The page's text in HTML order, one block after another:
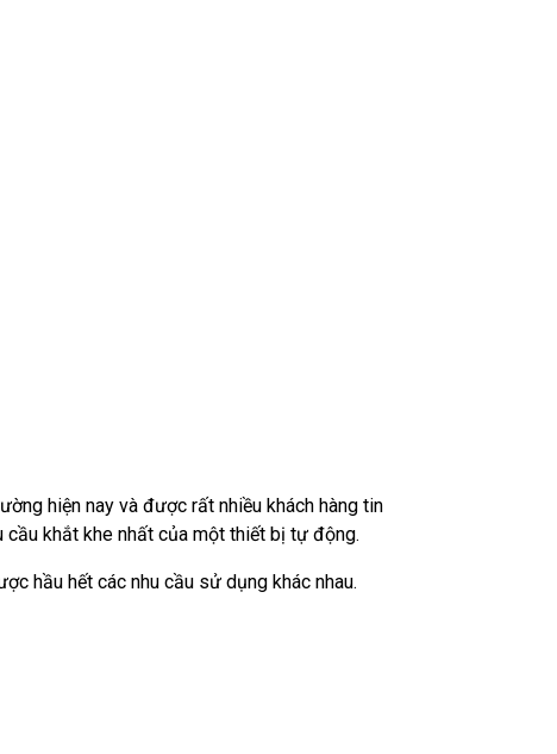
hiện nay và được rất nhiều khách hàng tin
khắt khe nhất của một thiết bị tự động.
hầu hết các nhu cầu sử dụng khác nhau.